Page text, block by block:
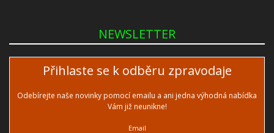
NEWSLETTER
Přihlaste se k odběru zpravodaje
Odebírejte naše novinky pomocí emailu a ani jedna výhodná nabídka
Vám již neunikne!
Email